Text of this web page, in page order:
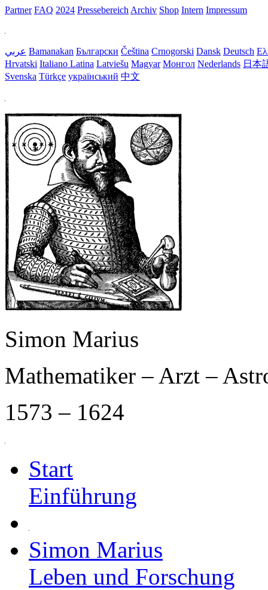
Partner FAQ 2024 Pressebereich Archiv Shop Intern Impressum
عربي Bamanakan Български Čeština Crnogorski Dansk Deutsch
Hrvatski Italiano Latina Latviešu Magyar Монгол Nederlands 日本
Svenska Türkçe український 中文
Simon Marius
Mathematiker – Arzt –
1573 – 1624
Start
Einführung
Simon Marius
Leben und Forschung